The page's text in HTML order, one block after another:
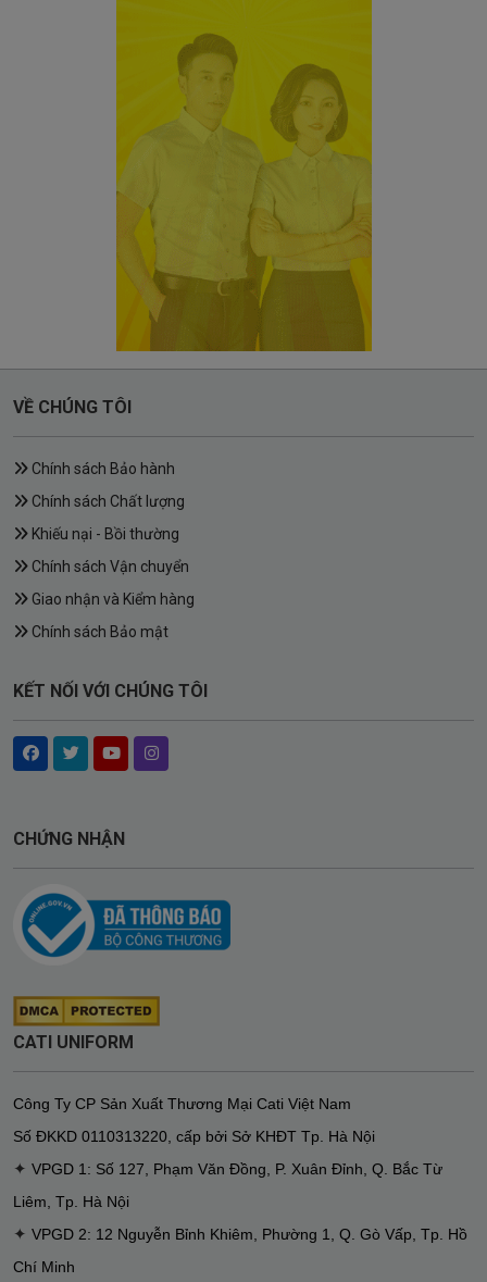
VỀ CHÚNG TÔI
Chính sách Bảo hành
Chính sách Chất lượng
Khiếu nại - Bồi thường
Chính sách Vận chuyển
Giao nhận và Kiểm hàng
Chính sách Bảo mật
KẾT NỐI VỚI CHÚNG TÔI
CHỨNG NHẬN
CATI UNIFORM
Công Ty CP Sản Xuất Thương Mại Cati Việt Nam
Số ĐKKD 0110313220 cấp bởi Sở KHĐT Tp. Hà Nội
✦ VPGD 1: Số 127, Phạm Văn Đồng, P. Xuân Đỉnh, Q. Bắc Từ
Liêm, Tp. Hà Nội
✦ VPGD 2: 12 Nguyễn Bỉnh Khiêm, Phường 1, Q. Gò Vấp, Tp. Hồ
Chí Minh